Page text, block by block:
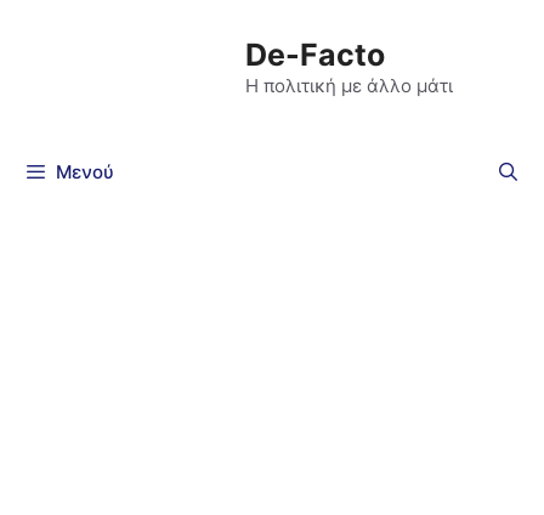
De-Facto
Η πολιτική με άλλο μάτι
Μενού